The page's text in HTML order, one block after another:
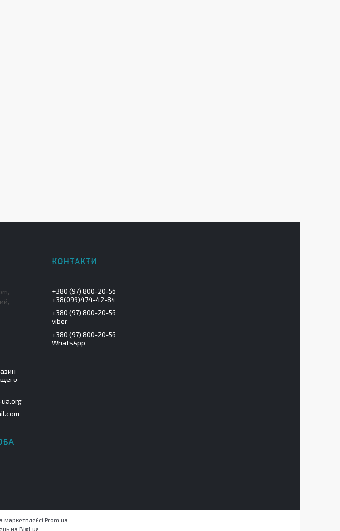
+380 (97) 800-20-56
+38(099)474-42-84
+380 (97) 800-20-56
viber
+380 (97) 800-20-56
WhatsApp
маркетплейсі Prom.ua
на Bigl.ua